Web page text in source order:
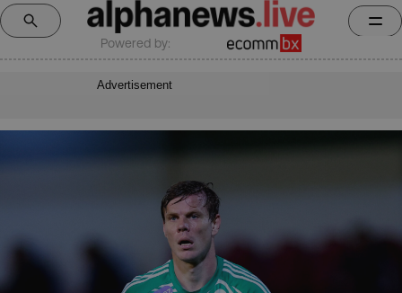
Powered by:
Advertisement